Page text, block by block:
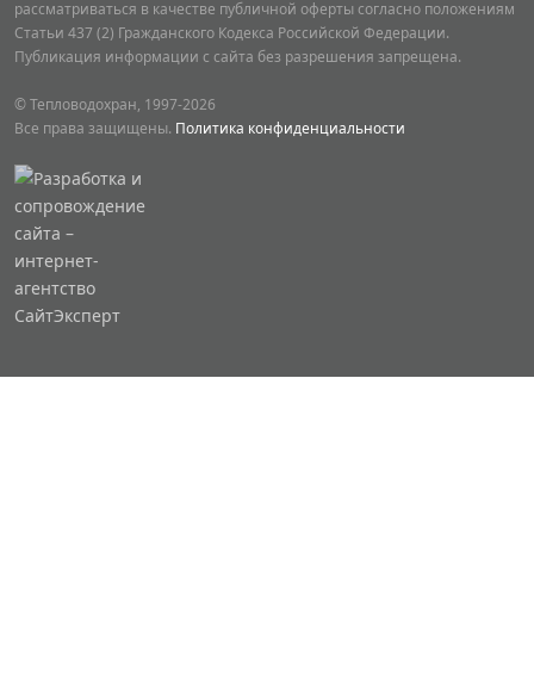
рассматриваться в качестве публичной оферты согласно положениям
Статьи 437 (2) Гражданского Кодекса Российской Федерации.
Публикация информации с сайта без разрешения запрещена.
© Тепловодохран, 1997-2026
Все права защищены. Политика конфиденциальности